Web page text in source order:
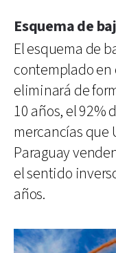
Esquema de
El esquema de
contemplado en
eliminará de
10 años, el 92%
mercancías que
Paraguay
el sentido
años.